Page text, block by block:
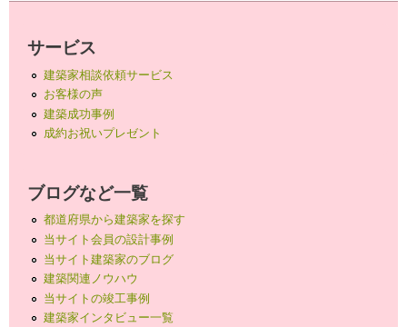
サービス
建築家相談依頼サービス
お客様の声
建築成功事例
成約お祝いプレゼント
ブログなど一覧
都道府県から建築家を探す
当サイト会員の設計事例
当サイト建築家のブログ
建築関連ノウハウ
当サイトの竣工事例
建築家インタビュー一覧